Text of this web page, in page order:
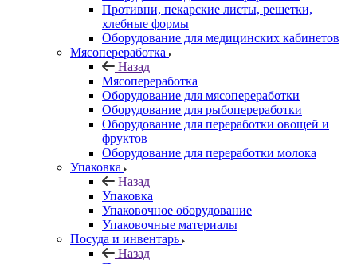
Противни, пекарские листы, решетки,
хлебные формы
Оборудование для медицинских кабинетов
Мясопереработка
Назад
Мясопереработка
Оборудование для мясопереработки
Оборудование для рыбопереработки
Оборудование для переработки овощей и
фруктов
Оборудование для переработки молока
Упаковка
Назад
Упаковка
Упаковочное оборудование
Упаковочные материалы
Посуда и инвентарь
Назад